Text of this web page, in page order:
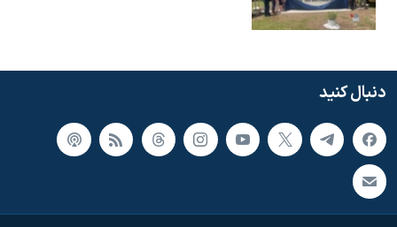
دنبال کنید